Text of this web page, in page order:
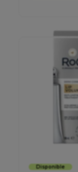
Disponible